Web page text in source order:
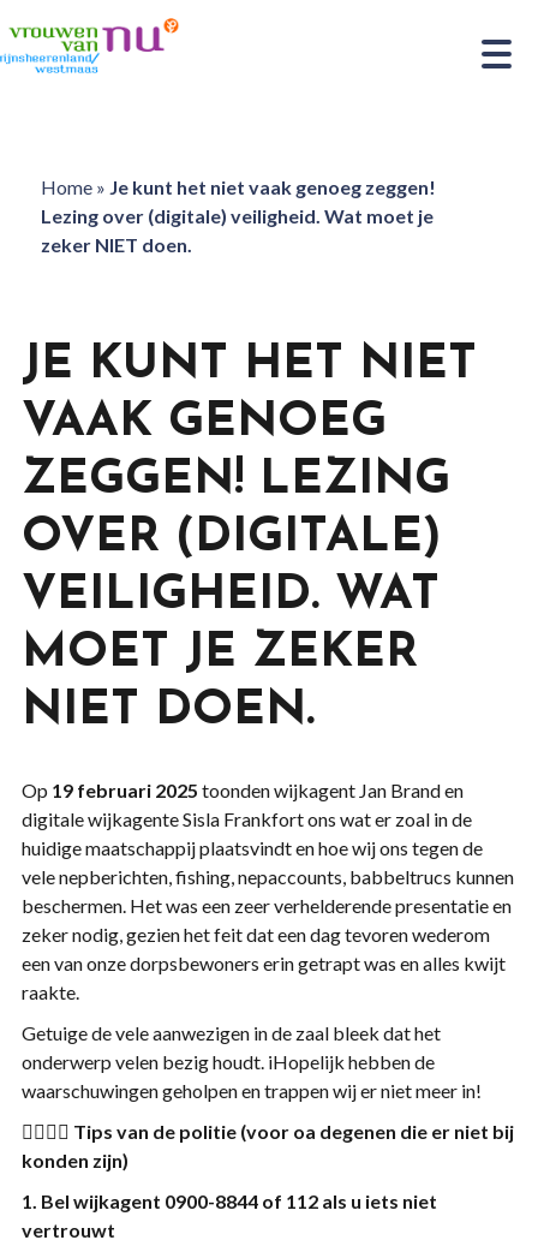
Home» Je kunt het niet vaak genoeg zeggen!
Lezing over (digitale) veiligheid. Wat moet je
zeker NIET doen.
JE KUNT HET NIET
VAAK GENOEG
ZEGGEN! LEZING
OVER (DIGITALE)
VEILIGHEID. WAT
MOET JE ZEKER
NIET DOEN.
Op 19 februari 2025 toonden wijkagent Jan Brand en
digitale wijkagente Sisla Frankfort ons wat er zoal in de
huidige maatschappij plaatsvindt en hoe wij ons tegen de
vele nepberichten, fishing, nepaccounts, babbeltrucs kunnen
beschermen. Het was een zeer verhelderende presentatie en
zeker nodig, gezien het feit dat een dag tevoren wederom
een van onze dorpsbewoners erin getrapt was en alles kwijt
raakte.
Getuige de vele aanwezigen in de zaal bleek dat het
onderwerp velen bezig houdt. iHopelijk hebben de
waarschuwingen geholpen en trappen wij er niet meer in!
👨‍✈️👩‍✈️ Tips van de politie (voor oa degenen die er niet bij
konden zijn)
1. Bel wijkagent 0900-8844 of 112 als u iets niet
vertrouwt